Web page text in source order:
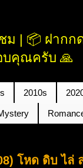
📦 ฝากกด
บคุณครับ 🙏
2010s
โหด ดิบ ไล่